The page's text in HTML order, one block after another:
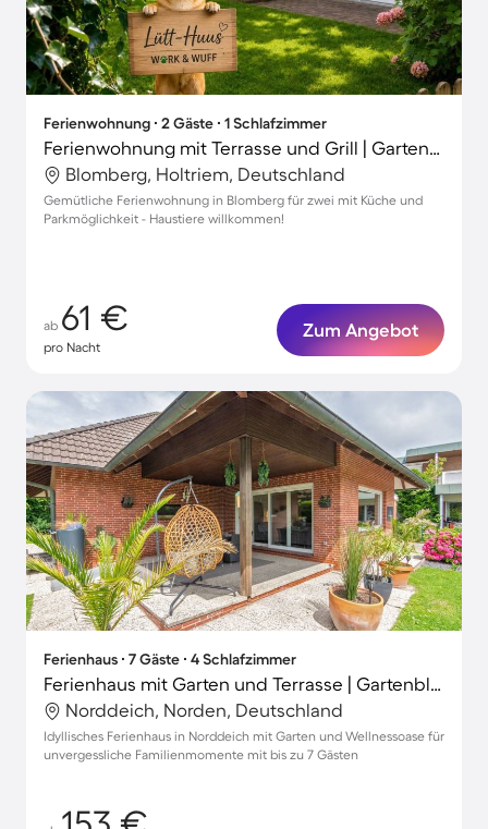
Ferienwohnung ∙ 2 Gäste ∙ 1 Schlafzimmer
Ferienwohnung mit Terrasse und Grill | Gartenblick | Haustiere sind willkommen
Blomberg, Holtriem, Deutschland
Gemütliche Ferienwohnung in Blomberg für zwei mit Küche und
Parkmöglichkeit - Haustiere willkommen!
ab 61 €
pro Nacht
Zum Angebot
Ferienhaus ∙ 7 Gäste ∙ 4 Schlafzimmer
Ferienhaus mit Garten und Terrasse | Gartenblick
Norddeich, Norden, Deutschland
Idyllisches Ferienhaus in Norddeich mit Garten und Wellnessoase für
unvergessliche Familienmomente mit bis zu 7 Gästen